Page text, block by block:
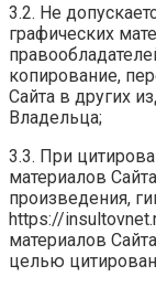
3.2. Не
графических
копирование,
Сайта в других
Владельца;
3.3. При
материалов
произведения,
https://
материалов
целью